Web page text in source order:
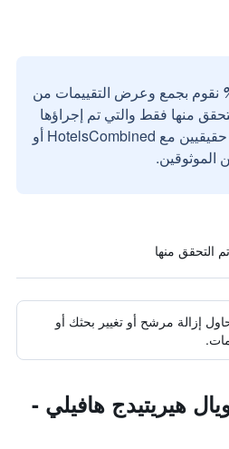
نقوم بجمع وعرض التقييمات من
منها فقط والتي تم إجراؤها
بواسطة مستخدمين حقيقيين مع HotelsCombined أو
الموثوقين.
إزالة مرشح أو تغيير بحثك أو
هيريتيدج هافيلي -